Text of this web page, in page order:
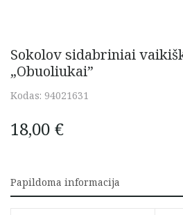
Sokolov sidabriniai
„Obuoliukai”
Kodas: 94021631
18,00 €
Papildoma informacija